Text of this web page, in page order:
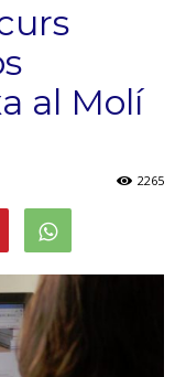
al Molí
2265